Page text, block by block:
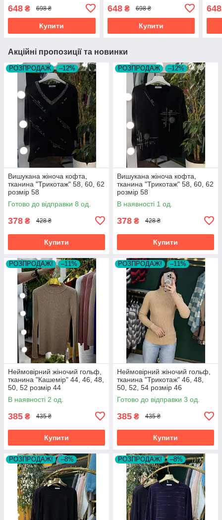
648 ₴ 698 ₴
Купити
648₴ 698 ₴
Купити
648
Акційні пропозиції та новинки
РОЗПРОДАЖ –12%
Вишукана жіноча кофта,
тканина "Трикотаж" 58, 60, 62
розмір 58
Готово до відправки 8 од.
378 ₴ 428 ₴
Купити
РОЗПРОДАЖ –12%
Вишукана жіноча кофта,
тканина "Трикотаж" 58, 60, 62
розмір 58
В наявності 1 од.
378 ₴ 428 ₴
Купити
РОЗПРОДАЖ! –11%
Неймовірний жіночий гольф,
тканина "Кашемір" 44, 46, 48,
50, 52 розмір 44
В наявності 2 од.
385 ₴ 435 ₴
Купити
РОЗПРОДАЖ! –11%
Неймовірний жіночий гольф,
тканина "Трикотаж" 46, 48,
50, 52, 54 розмір 46
Готово до відправки 3 од.
385 ₴ 435 ₴
Купити
РОЗПРОДАЖ! –8% РОЗПРОДАЖ! –8%